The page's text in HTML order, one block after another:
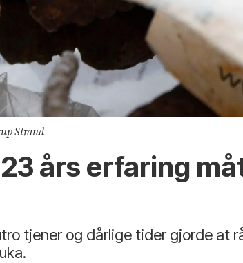
Strand
års erfaring
tjener og dårlige tider gjorde at